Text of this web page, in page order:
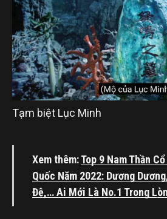
Tạm biệt Lục Minh
Xem thêm:Top 9 Nam Thần
Quốc Năm 2022: Dương
Đệ,… Ai Mới Là No.1 Trong